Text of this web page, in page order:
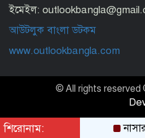
ইমেইল:
আউটলুক বাংলা ডটকম
www.outlookbangla.com
শিরোনাম: নাসার
© All rights reserved